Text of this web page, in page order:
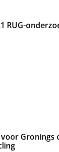
RUG-
voor